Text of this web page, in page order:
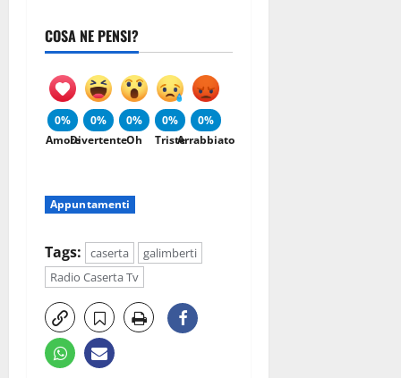
COSA NE PENSI?
0%
Amore
0%
Divertente
0%
Oh
0%
Triste
0%
Arrabbiato
Appuntamenti
Tags: caserta
galimberti
Radio Caserta Tv